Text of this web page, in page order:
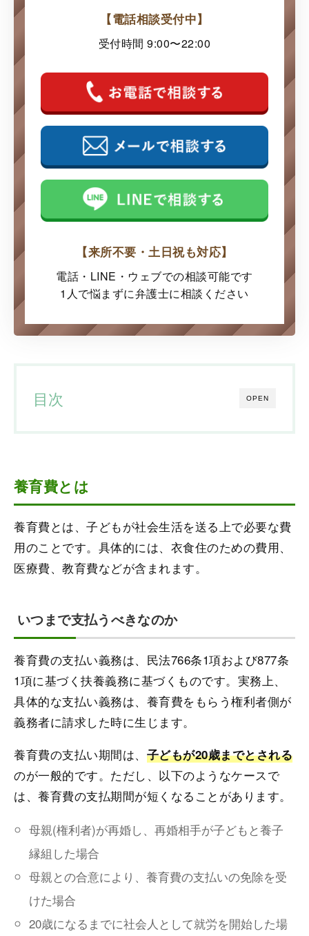
【電話相談受付中】
受付時間 9:00〜22:00
【来所不要・土日祝も対応】
電話・LINE・ウェブでの相談可能です
1人で悩まずに弁護士に相談ください
OPEN
目次
養育費とは
養育費とは、子どもが社会生活を送る上で必要な費
用のことです。具体的には、衣食住のための費用、
医療費、教育費などが含まれます。
いつまで支払うべきなのか
養育費の支払い義務は、民法766条1項および877条
1項に基づく扶養義務に基づくものです。実務上、
具体的な支払い義務は、養育費をもらう権利者側が
義務者に請求した時に生じます。
養育費の支払い期間は、 子どもが20歳までとされる
のが一般的です。ただし、以下のようなケースで
は、養育費の支払期間が短くなることがあります。
母親(権利者)が再婚し、再婚相手が子どもと養子
縁組した場合
母親との合意により、養育費の支払いの免除を受
けた場合
20歳になるまでに社会人として就労を開始した場